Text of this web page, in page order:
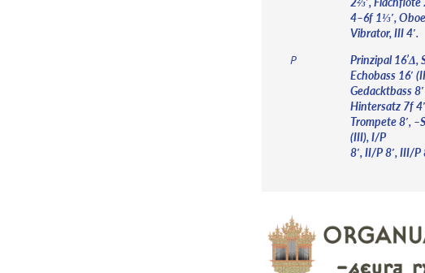
4–6f 1⅓′,
Vibrator, III 4′.
P
Prinzipal 16’Δ,
Echobass 16′
Gedacktbass
Hintersatz 7f
Trompete 8′,
(III), I/P
8′, II/P 8′, III/P